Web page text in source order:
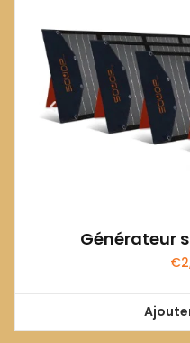
Générateur
€